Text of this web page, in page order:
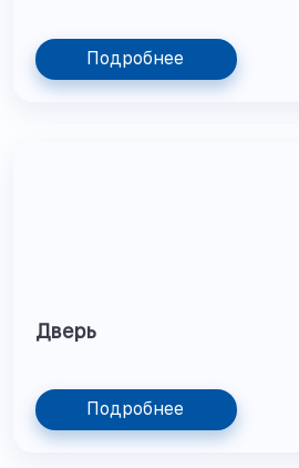
Подробнее
Дверь
Подробнее